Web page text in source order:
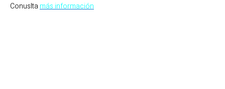
Conuslta más información